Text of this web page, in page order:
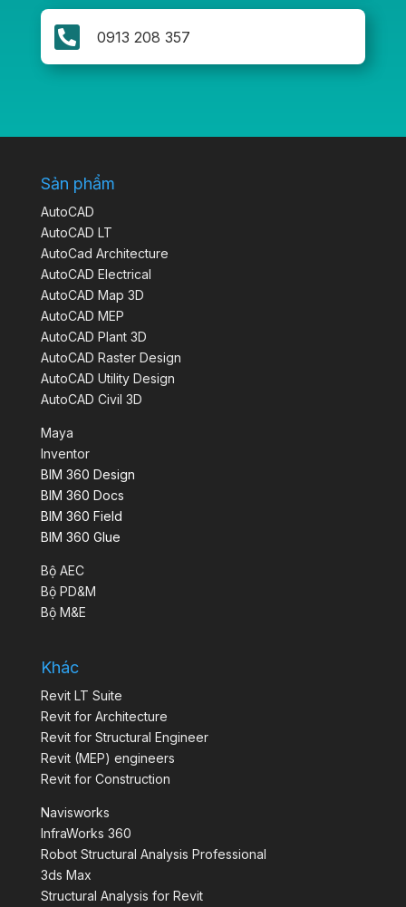
 0913 208 357
Sản phẩm
AutoCAD
AutoCAD LT
AutoCad Architecture
AutoCAD Electrical
AutoCAD Map 3D
AutoCAD MEP
AutoCAD Plant 3D
AutoCAD Raster Design
AutoCAD Utility Design
AutoCAD Civil 3D
Maya
Inventor
BIM 360 Design
BIM 360 Docs
BIM 360 Field
BIM 360 Glue
Bộ AEC
Bộ PD&M
Bộ M&E
Khác
Revit LT Suite
Revit for Architecture
Revit for Structural Engineer
Revit (MEP) engineers
Revit for Construction
Navisworks
InfraWorks 360
Robot Structural Analysis Professional
3ds Max
Structural Analysis for Revit